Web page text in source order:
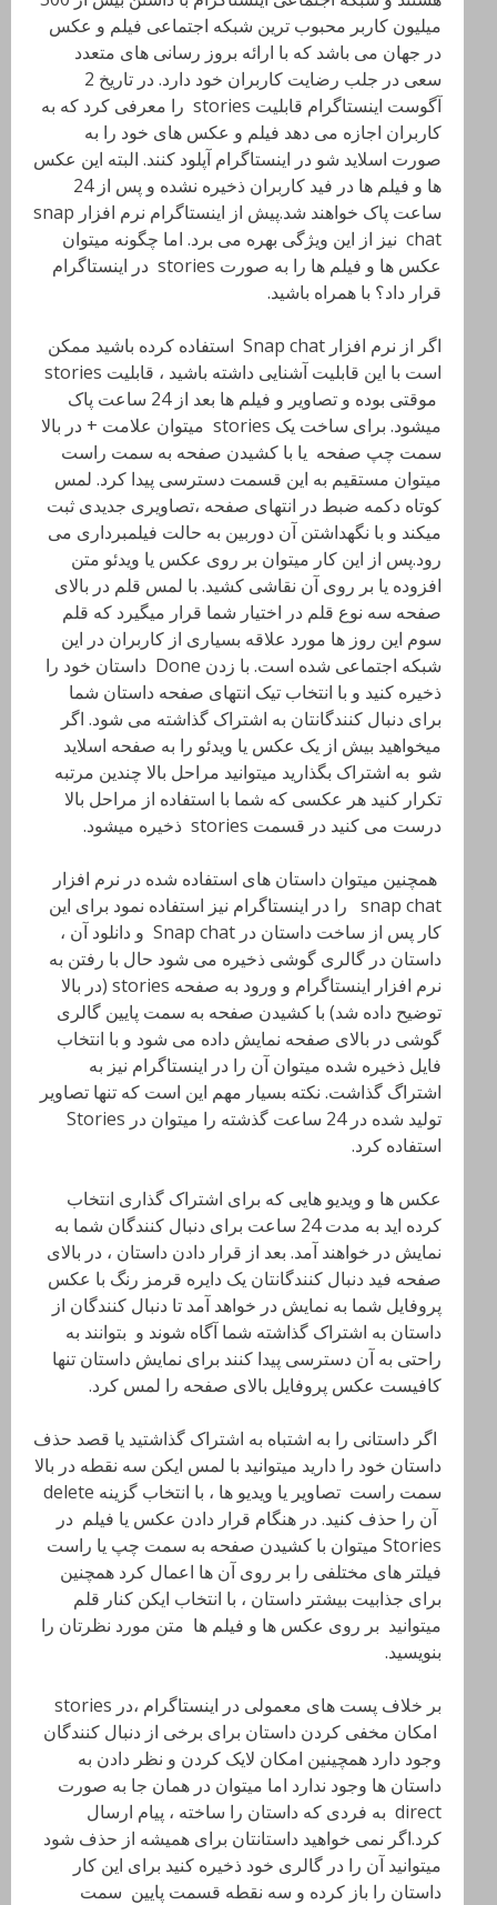
میلیون کاربر محبوب ترین شبکه اجتماعی فیلم و عکس
در جهان می باشد که با ارائه بروز رسانی های متعدد
سعی در جلب رضایت کاربران خود دارد. در تاریخ 2
آگوست اینستاگرام قابلیت stories را معرفی کرد که به
کاربران اجازه می دهد فیلم و عکس های خود را به
صورت اسلاید شو در اینستاگرام آپلود کنند. البته این عکس
ها و فیلم ها در فید کاربران ذخیره نشده و پس از 24
ساعت پاک خواهند شد.پیش از اینستاگرام نرم افزار snap
chat نیز از این ویژگی بهره می برد. اما چگونه میتوان
عکس ها و فیلم ها را به صورت stories در اینستاگرام
قرار داد؟ با همراه باشید.
اگر از نرم افزار Snap chat استفاده کرده باشید ممکن
است با این قابلیت آشنایی داشته باشید ، قابلیت stories
موقتی بوده و تصاویر و فیلم ها بعد از 24 ساعت پاک
میشود. برای ساخت یک stories میتوان علامت + در بالا
سمت چپ صفحه یا با کشیدن صفحه به سمت راست
میتوان مستقیم به این قسمت دسترسی پیدا کرد. لمس
کوتاه دکمه ضبط در انتهای صفحه ،تصاویری جدیدی ثبت
میکند و با نگهداشتن آن دوربین به حالت فیلمبرداری می
رود.پس از این کار میتوان بر روی عکس یا ویدئو متن
افزوده یا بر روی آن نقاشی کشید. با لمس قلم در بالای
صفحه سه نوع قلم در اختیار شما قرار میگیرد که قلم
سوم این روز ها مورد علاقه بسیاری از کاربران در این
شبکه اجتماعی شده است. با زدن Done داستان خود را
ذخیره کنید و با انتخاب تیک انتهای صفحه داستان شما
برای دنبال کنندگانتان به اشتراک گذاشته می شود. اگر
میخواهید بیش از یک عکس یا ویدئو را به صفحه اسلاید
شو به اشتراک بگذارید میتوانید مراحل بالا چندین مرتبه
تکرار کنید هر عکسی که شما با استفاده از مراحل بالا
درست می کنید در قسمت stories ذخیره میشود.
همچنین میتوان داستان های استفاده شده در نرم افزار
snap chat را در اینستاگرام نیز استفاده نمود برای این
کار پس از ساخت داستان در Snap chat و دانلود آن ،
داستان در گالری گوشی ذخیره می شود حال با رفتن به
نرم افزار اینستاگرام و ورود به صفحه stories (در بالا
توضیح داده شد) با کشیدن صفحه به سمت پایین گالری
گوشی در بالای صفحه نمایش داده می شود و با انتخاب
فایل ذخیره شده میتوان آن را در اینستاگرام نیز به
اشتراگ گذاشت. نکته بسیار مهم این است که تنها تصاویر
تولید شده در 24 ساعت گذشته را میتوان در Stories
استفاده کرد.
عکس ها و ویدیو هایی که برای اشتراک گذاری انتخاب
کرده اید به مدت 24 ساعت برای دنبال کنندگان شما به
نمایش در خواهند آمد. بعد از قرار دادن داستان ، در بالای
صفحه فید دنبال کنندگانتان یک دایره قرمز رنگ با عکس
پروفایل شما به نمایش در خواهد آمد تا دنبال کنندگان از
داستان به اشتراک گذاشته شما آگاه شوند و بتوانند به
راحتی به آن دسترسی پیدا کنند برای نمایش داستان تنها
کافیست عکس پروفایل بالای صفحه را لمس کرد.
اگر داستانی را به اشتباه به اشتراک گذاشتید یا قصد حذف
داستان خود را دارید میتوانید با لمس ایکن سه نقطه در بالا
سمت راست تصاویر یا ویدیو ها ، با انتخاب گزینه delete
آن را حذف کنید. در هنگام قرار دادن عکس یا فیلم در
Stories میتوان با کشیدن صفحه به سمت چپ یا راست
فیلتر های مختلفی را بر روی آن ها اعمال کرد همچنین
برای جذابیت بیشتر داستان ، با انتخاب ایکن کنار قلم
میتوانید بر روی عکس ها و فیلم ها متن مورد نظرتان را
بنویسید.
بر خلاف پست های معمولی در اینستاگرام ،در stories
امکان مخفی کردن داستان برای برخی از دنبال کنندگان
وجود دارد همچینین امکان لایک کردن و نظر دادن به
داستان ها وجود ندارد اما میتوان در همان جا به صورت
direct به فردی که داستان را ساخته ، پیام ارسال
کرد.اگر نمی خواهید داستانتان برای همیشه از حذف شود
میتوانید آن را در گالری خود ذخیره کنید برای این کار
داستان را باز کرده و سه نقطه قسمت پایین سمت